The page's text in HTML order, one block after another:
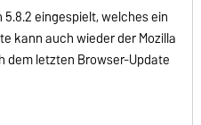
5.8.2 eingespielt, welches ein
kann auch wieder der Mozilla
dem letzten Browser-Update